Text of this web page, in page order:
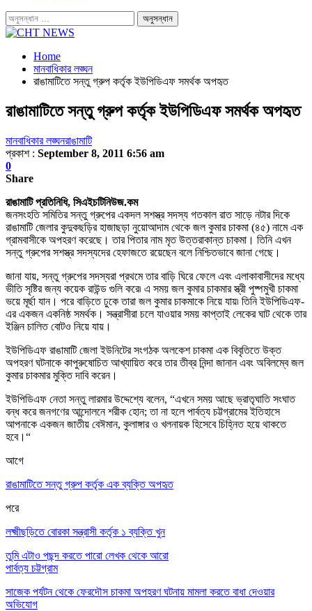
Home
মানবাধিকার লঙ্ঘন
রাঙামাটিতে সন্তু গ্রুপ কর্তৃক ইউপিডিএফ সমর্থক অপহৃত
রাঙামাটিতে সন্তু গ্রুপ কর্তৃক ইউপিডিএফ সমর্থক অপহৃত
মানবাধিকার লঙ্ঘনরাঙামাটি
প্রকাশ : September 8, 2011 6:56 am
0
Share
রাঙামাটি প্রতিনিধি, সিএইচটিনিউজ.কম
জনসংহতি সমিতির সন্তু গ্রুপের একদল সশস্ত্র সদস্য গতকাল রাত সাড়ে নটার দিকে
রাঙামাটি জেলার কুদুকছড়ির হাজাছড়া নুয়োআদাম থেকে জল কুমার চাকমা (৪৫) নামে এক
গ্রামবাসীকে অপহরণ করেছে। তার পিতার নাম মৃত উত্তরাকান্ত চাকমা। তিনি এখন
সন্তু গ্রুপের সশস্ত্র সদস্যদের হেফাজতে রয়েছেন বলে নিশ্চিতভাবে জানা গেছে।
জানা যায়, সন্তু গ্রুপের সদস্যরা প্রথমে তার বাড়ি ঘিরে ফেলে এবং এলাকাবাসীদের মধ্যে
ভীতি সৃষ্টির জন্য কয়েক রাউন্ড গুলি করে৷ এ সময় জল কুমার চাকমার স্ত্রী পুষ্পমুখী চাকমা
ভয়ে মূর্ছা যান। পরে বাড়িতে ঢুকে তারা জল কুমার চাকমাকে নিয়ে যায়৷ তিনি ইউপিডিএফ-
এর একজন একনিষ্ঠ সমর্থক । সন্ত্রাসীরা চলে যাওয়ার সময় কাপ্তাই লেকের ঘাট থেকে তার
ইঞ্জিন চালিত বোটও নিয়ে যায় ।
ইউপিডিএফ রাঙামাটি জেলা ইউনিটের সংগঠক অলকেশ চাকমা এক বিবৃতিতে উক্ত
অপহরণ ঘটনাকে কাপুরুষোচিত আখ্যায়িত করে তার তীব্র নিন্দা জানান এবং অবিলম্বে জল
কুমার চাকমার মুক্তি দাবি করেন।
ইউপিডিএফ নেতা সন্তু লারমার উদ্দেশ্যে বলেন, “এখনে সময় আছে ভ্রাতৃঘাতি সংঘাত
বন্ধ করে জনগণের আন্দোলনে শরীক হোন;তা না হলে পার্বত্য চট্টগ্রামের ইতিহাসে
আপনাকে একজন জাতীয় বেঈমান, কুলাঙ্গার ও খলনায়ক হিসেবেচিহ্নিতহয়ে থাকতে
হবে। “
আগে
রাঙামাটিতে সন্তু গ্রুপ কর্তৃক এক ব্যক্তি অপহৃত
পরে
লক্ষ্মীছড়িতে বোরকা সন্ত্রাসী কর্তৃক ১ ব্যক্তি খুন
তুমি এটাও পছন্দ করতে পারো লেখক থেকে আরো
পার্বত্য চট্টগ্রাম
সাজেক পর্যটন থেকে ফেরদৌস চাকমা অপহরণ ঘটনায় মামলা করতে বাধা দেওয়ার
অভিযোগ